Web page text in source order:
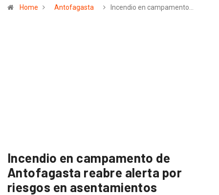
Home Antofagasta Incendio en campamento…
Incendio en campamento de
Antofagasta reabre alerta por
riesgos en asentamientos